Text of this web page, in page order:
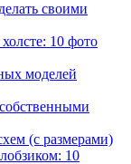
своими
10 фото
моделей
(с размерами)
10